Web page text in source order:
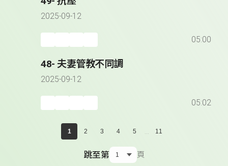
2025-09-12
05:00
48- 夫妻管教不同調
2025-09-12
05:02
1 2 3 4 5 ... 11
跳至第 頁